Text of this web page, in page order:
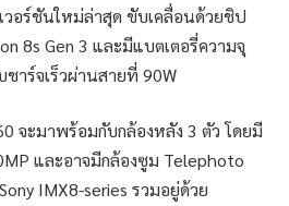
วอร์ชันใหม่ล่าสุด ขับเคลื่อนด้วยชิป
8s Gen 3 และมีแบตเตอรี่ความจุ
าร์จเร็วผ่านสายที่ 90W
จะมาพร้อมกับกล้องหลัง 3 ตัว โดยมี
และอาจมีกล้องซูม Telephoto
IMX8-series รวมอยู่ด้วย